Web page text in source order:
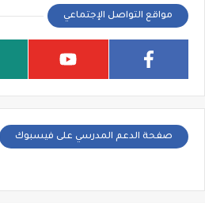
مواقع التواصل الإجتماعي
صفحة الدعم المدرسي على فيسبوك